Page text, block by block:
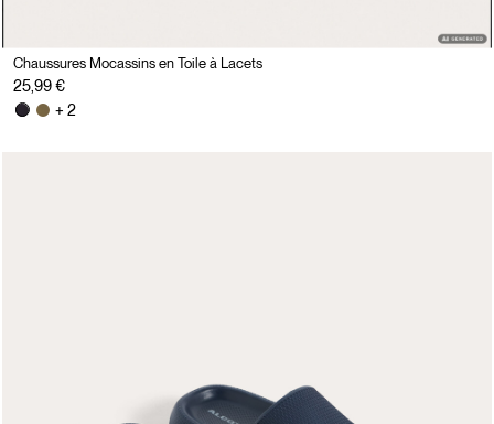
Chaussures Mocassins en Toile à Lacets
25,99 €
+ 2